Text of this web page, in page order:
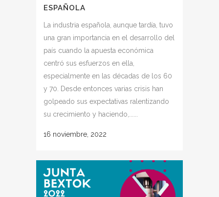
ESPAÑOLA
La industria española, aunque tardía, tuvo
una gran importancia en el desarrollo del
país cuando la apuesta económica
centró sus esfuerzos en ella,
especialmente en las décadas de los 60
y 70. Desde entonces varias crisis han
golpeado sus expectativas ralentizando
su crecimiento y haciendo,......
16 noviembre, 2022